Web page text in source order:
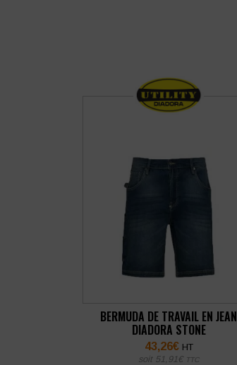
BERMUDA DE TRAVAIL EN JEAN
DIADORA STONE
43,26€ HT
soit 51,91 € TTC